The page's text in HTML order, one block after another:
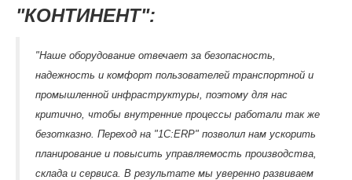
"КОНТИНЕНТ":
"Наше оборудование отвечает за безопасность,
надежность и комфорт пользователей транспортной и
промышленной инфраструктуры, поэтому для нас
критично, чтобы внутренние процессы работали так же
безотказно. Переход на "1С:ERP" позволил нам ускорить
планирование и повысить управляемость производства,
склада и сервиса. В результате мы уверенно развиваем